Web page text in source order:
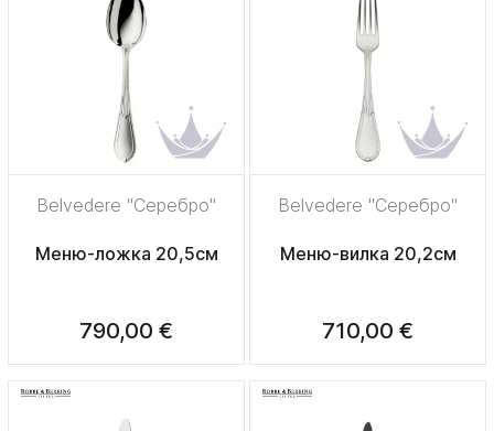
Belvedere "Серебро"
Меню-ложка 20,5см
790,00 €
Belvedere "Серебро"
Меню-вилка 20,2см
710,00 €